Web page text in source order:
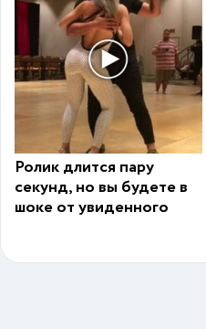
Ролик длится пару
секунд, но вы будете в
шоке от увиденного